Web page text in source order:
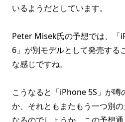
いるようだとしています。
Peter Misek氏の予想では、「
6」が別モデルとして発売する
な感じですね。
こうなると「iPhone 5S」が
か、それともまたもう一つ別